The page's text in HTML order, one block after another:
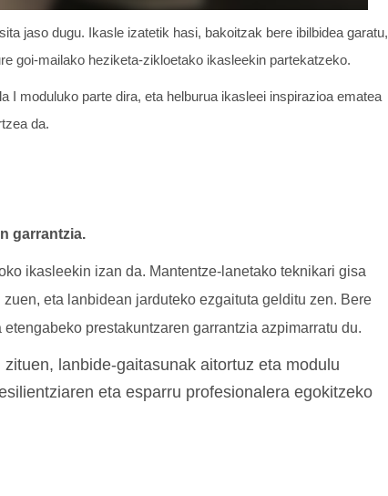
jaso dugu. Ikasle izatetik hasi, bakoitzak bere ibilbidea garatu,
goi-mailako heziketa-zikloetako ikasleekin partekatzeko.
I moduluko parte dira, eta helburua ikasleei inspirazioa ematea
da.
garrantzia.
ikasleekin izan da. Mantentze-lanetako teknikari gisa
eta lanbidean jarduteko ezgaituta gelditu zen. Bere
prestakuntzaren garrantzia azpimarratu du.
lanbide-gaitasunak aitortuz eta modulu
eta esparru profesionalera egokitzeko